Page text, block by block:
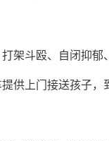
架斗殴、自闭抑郁
供上门接送孩子，